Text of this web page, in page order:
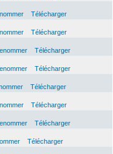
Télécharger
Télécharger
Télécharger
Télécharger
Télécharger
Télécharger
Télécharger
Télécharger